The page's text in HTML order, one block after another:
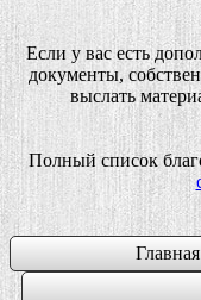
Если у вас есть
документы,
выслать
Полный список